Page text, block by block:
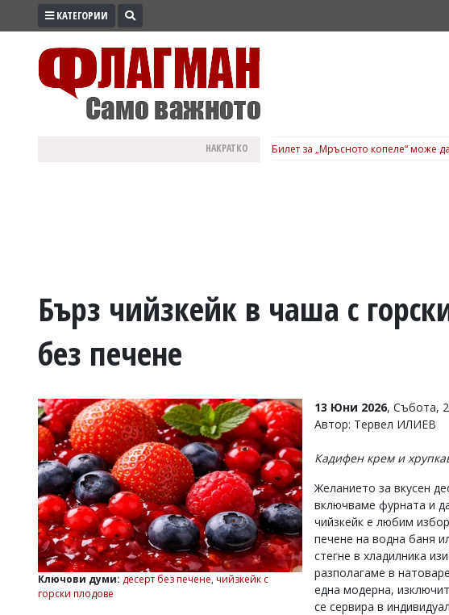
ПРОМО
ВОЙНАТА
УКРАЙНА
РАЗСЛЕДВАНЕ
БИЗНЕС
Управители:
Веселин
Василев,
v.vasilev@flagman.bg
Касабова,
КАТЕГОРИИ
НАКРАТКО Билет за „Мръсното копеле“ може
Бърз чийзкейк в чаша с
без печене
Ключови думи: десерт без печене, чийзкейк с
горски плодове
13 Юни 2026, Събота,
Автор: Тервел ИЛИЕВ
Кадифен крем и
Желанието за вкусен
включваме фурната и
чийзкейк е любим
печене на водна баня
стегне в хладилника
разполагаме в
една модерна,
се сервира в